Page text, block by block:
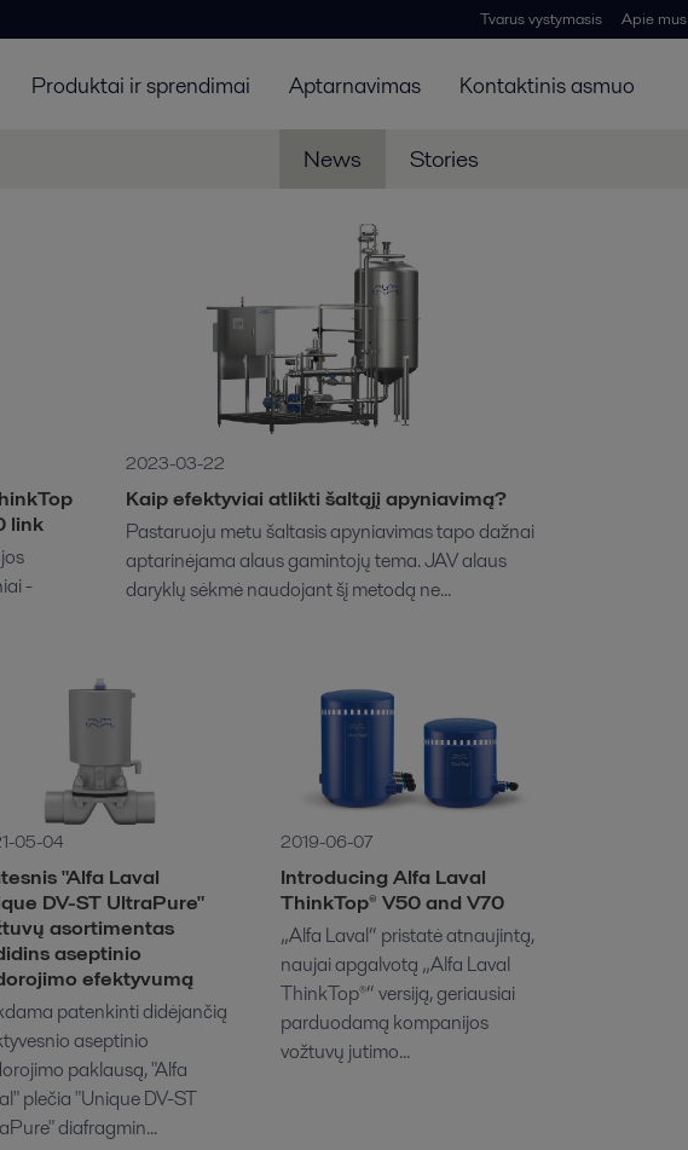
Tvarus vystymasis Apie mus
Produktai ir sprendimai Aptarnavimas Kontaktinis asmuo
News Stories
link
-
2023-03-22
Kaip efektyviai atlikti šaltąjį apyniavimą?
Pastaruoju metu šaltasis apyniavimas tapo dažnai
aptarinėjama alaus gamintojų tema. JAV alaus
daryklų sėkmė naudojant šį metodą ne...
05-04
"Alfa Laval
DV-ST UltraPure"
asortimentas
aseptinio
efektyvumą
patenkinti didėjančią
aseptinio
paklausą, "Alfa
plečia "Unique DV-ST
diafragmin...
2019-06-07
Introducing Alfa Laval
ThinkTop® V50 and V70
„Alfa Laval“ pristatė atnaujintą,
naujai apgalvotą „Alfa Laval
ThinkTop®“ versiją, geriausiai
parduodamą kompanijos
vožtuvų jutimo...